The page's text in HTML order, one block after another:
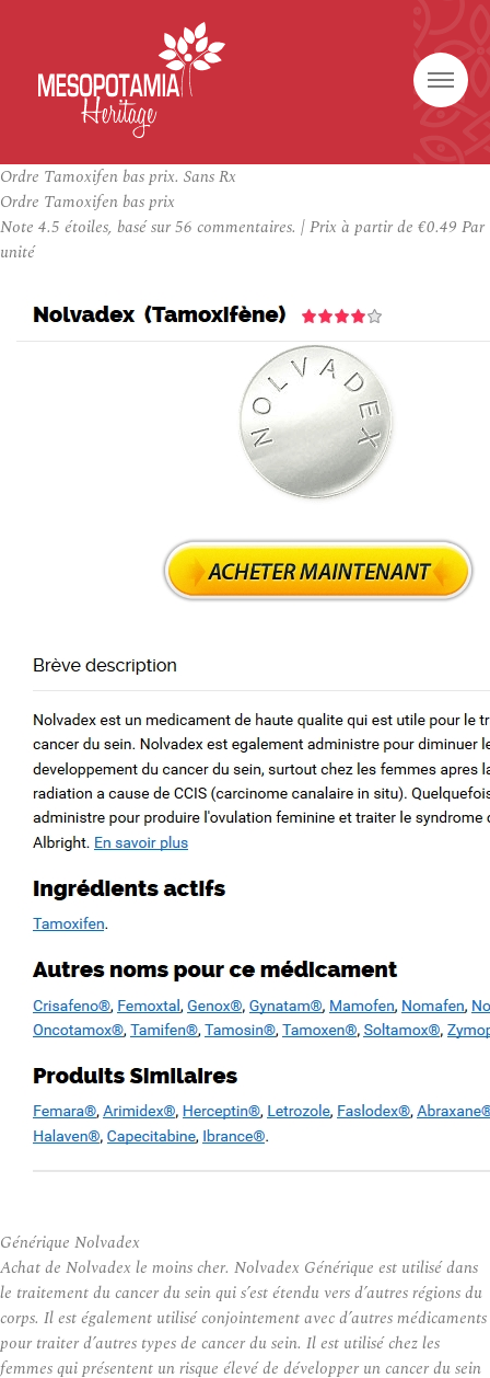
Ordre Tamoxifen bas prix. Sans Rx
Ordre Tamoxifen bas prix
Note 4.5 étoiles, basé sur56 commentaires. |Prix à partir de €0.49 Par
unité
Générique Nolvadex
Achat de Nolvadex le moins cher. Nolvadex Générique est utilisé dans
le traitement du cancer du sein qui s’est étendu vers d’autres régions du
corps. Il est également utilisé conjointement avec d’autres médicaments
pour traiter d’autres types de cancer du sein. Il est utilisé chez les
femmes qui présentent un risque élevé de développer un cancer du sein